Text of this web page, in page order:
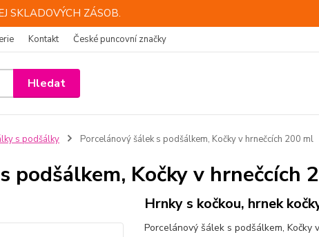
SKLADOVÝCH ZÁSOB.
Kontakt České puncovní značky
Hledat
s podšálky Porcelánový šálek s podšálkem, Kočky v hrnečcích 200 ml
podšálkem, Kočky v hrnečcích
Hrnky s kočkou, hrnek
Porcelánový šálek s podšálkem, Kočky